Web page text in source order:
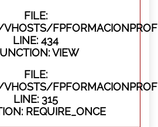
FILE:
LINE: 434
VIEW
FILE:
LINE: 315
REQUIRE_ONCE